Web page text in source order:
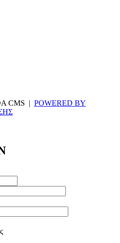
CMS | POWERED BY